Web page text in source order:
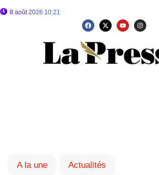
8 août 2026 10:21
A la une Actualités